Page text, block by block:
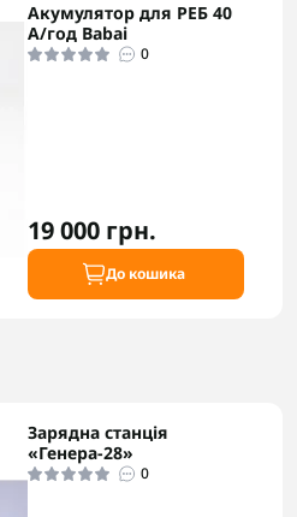
Акумулятор для РЕБ 40
А/год Babai
0
19 000 грн.
До кошика
Зарядна станція
«Генера-28»
0